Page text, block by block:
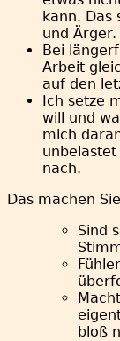
kann. Das
und Ärger.
Bei
Arbeit
auf den
Ich setze
will und
mich
nach.
Das machen
Sind
bloß